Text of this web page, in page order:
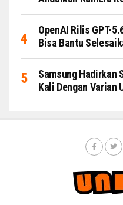
OpenAI Rilis GPT-
Bisa Bantu
Samsung Hadirkan
Kali Dengan Varian